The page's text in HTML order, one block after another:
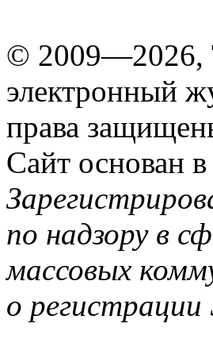
© 2009—2026,
электронный
права
Сайт основан
по надзору в
массовых
о